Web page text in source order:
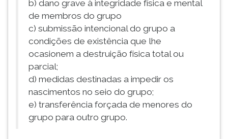
b) dano grave à integridade física e mental
de membros do grupo
c) submissão intencional do grupo a
condições de existência que lhe
ocasionem a destruição física total ou
parcial;
d) medidas destinadas a impedir os
nascimentos no seio do grupo;
e) transferência forçada de menores do
grupo para outro grupo.